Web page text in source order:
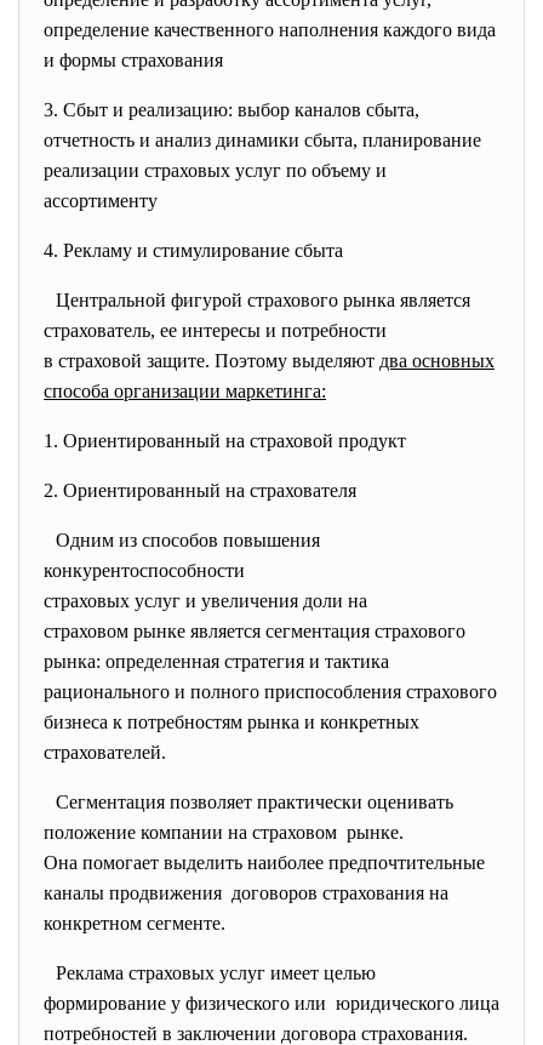
определение качественного наполнения каждого вида
и формы страхования
3. Сбыт и реализацию: выбор каналов сбыта,
отчетность и анализ динамики сбыта, планирование
реализации страховых услуг по объему и
ассортименту
4. Рекламу и стимулирование сбыта
Центральной фигурой страхового рынка является
страхователь, ее интересы и потребности
в страховой защите. Поэтому выделяют два основных
способа организации маркетинга:
1. Ориентированный на страховой продукт
2. Ориентированный на страхователя
Одним из способов повышения
конкурентоспособности
страховых услуг и увеличения доли на
страховом рынке является сегментация страхового
рынка: определенная стратегия и тактика
рационального и полного приспособления страхового
бизнеса к потребностям рынка и конкретных
страхователей.
Сегментация позволяет практически оценивать
положение компании на страховом рынке.
Она помогает выделить наиболее предпочтительные
каналы продвижения договоров страхования на
конкретном сегменте.
Реклама страховых услуг имеет целью
формирование у физического или юридического лица
потребностей в заключении договора страхования.